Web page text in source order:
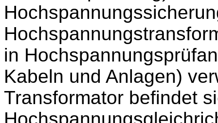
in
Kabeln und Anlagen)
Transformator befindet